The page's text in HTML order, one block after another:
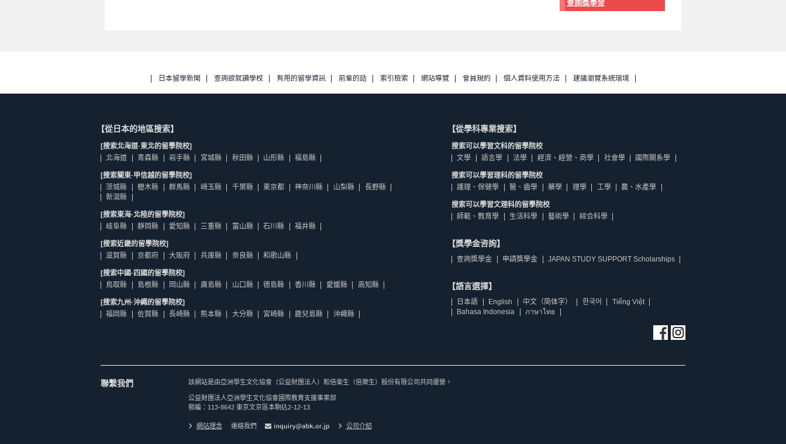
查詢獎學金
日本留學新聞 查詢欲就讀學校 有用的留學資訊 前輩的話 索引檢索 網站導覽 會員規約 個人資料使用方法 建議瀏覽系統環境
【從日本的地區搜索】
[搜索北海道·東北的留學院校]
北海道
青森縣 岩手縣 宮城縣 秋田縣 山形縣 福島縣
[搜索關東·甲信越的留學院校]
茨城縣
櫪木縣 群馬縣 崎玉縣 千葉縣 東京都 神奈川縣 山梨縣
長野縣
新瀉縣
[搜索東海·北陸的留學院校]
岐阜縣
靜岡縣 愛知縣 三重縣 富山縣 石川縣 福井縣
[搜索近畿的留學院校]
滋賀縣
京都府 大阪府 兵庫縣 奈良縣 和歌山縣
[搜索中國·四國的留學院校]
鳥取縣
島根縣 岡山縣 廣島縣 山口縣 德島縣 香川縣 愛媛縣 高知縣
[搜索九州·沖繩的留學院校]
福岡縣
佐賀縣 長崎縣 熊本縣 大分縣 宮崎縣 鹿兒島縣 沖繩縣
【從學科專業搜索】
搜索可以學習文科的留學院校
文學
語言學 法學 經濟、經營、商學 社會學 國際關系學
搜索可以學習理科的留學院校
護理、保健學
醫、齒學 藥學 理學 工學 農、水產學
搜索可以學習文理科的留學院校
師範、教育學
生活科學 藝術學 綜合科學
【獎學金咨詢】
查詢獎學金 申請獎學金 JAPAN STUDY SUPPORT Scholarships
【語言選擇】
日本語 English 中文（简体字） 한국어
Tiếng Việt
Bahasa Indonesia
ภาษาไทย
聯繫我們 該網站是由亞洲學生文化協會（公益財團法人）和倍楽生（倍樂生）股份有限公司共同運營。
公益財團法人亞洲學生文化協會國際教育支援事業部
郵編：113-8642 東京文京區本駒込2-12-13
網站理念 連絡我們 公司介紹